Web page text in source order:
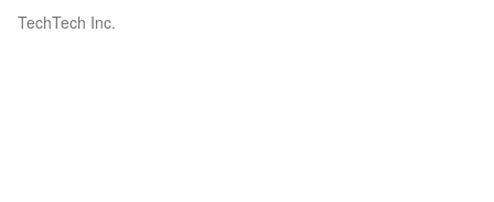
TechTech Inc.